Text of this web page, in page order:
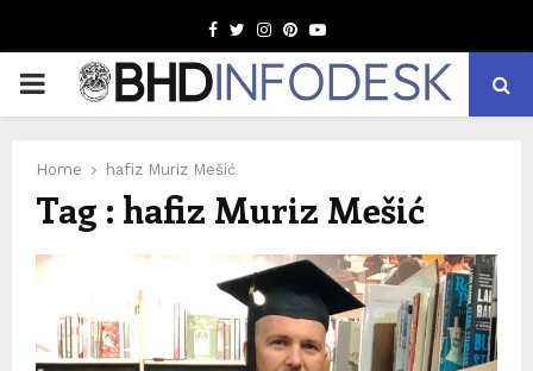
Facebook
TwitterInstagram
Pinterest
Youtube
PRIMARY
Home hafiz Muriz Mešić
Tag : hafiz Muriz Mešić